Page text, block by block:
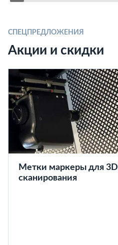
СПЕЦПРЕДЛОЖЕНИЯ
Акции и скидки
Метки маркеры для 3D
сканирования